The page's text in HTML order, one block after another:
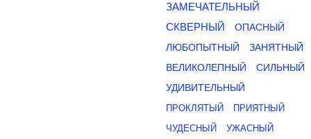
ЗАМЕЧАТЕЛЬНЫЙ
СКВЕРНЫЙ
ОПАСНЫЙ
ЛЮБОПЫТНЫЙ
ЗАНЯТНЫЙ
ВЕЛИКОЛЕПНЫЙ
СИЛЬНЫЙ
УДИВИТЕЛЬНЫЙ
ПРОКЛЯТЫЙ
ПРИЯТНЫЙ
ЧУДЕСНЫЙ
УЖАСНЫЙ